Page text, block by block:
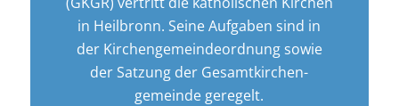
in Heilbronn. Seine Aufgaben sind in
der Kirchen­­gemeinde­­ordnung sowie
der Satzung der Gesamt­kirchen­
gemeinde geregelt.